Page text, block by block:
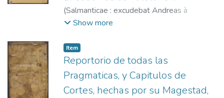
(Salmanticae : excudebat Andreas à
Portonariis,1553
de, fl. 1547-1568.
Show more
Item
Reportorio de todas las
Pragmaticas, y Capitulos de
Cortes, hechas por su Magestad,